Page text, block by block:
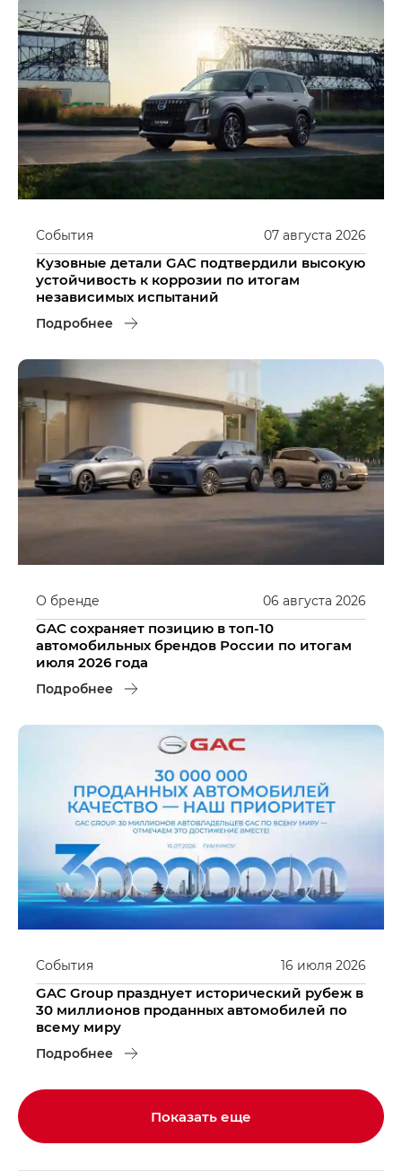
07 августа 2026
События
Кузовные детали GAC подтвердили высокую
устойчивость к коррозии по итогам
независимых испытаний
Подробнее
06 августа 2026
О бренде
GAC сохраняет позицию в топ-10
автомобильных брендов России по итогам
июля 2026 года
Подробнее
16 июля 2026
События
GAC Group празднует исторический рубеж в
30 миллионов проданных автомобилей по
всему миру
Подробнее
Показать еще